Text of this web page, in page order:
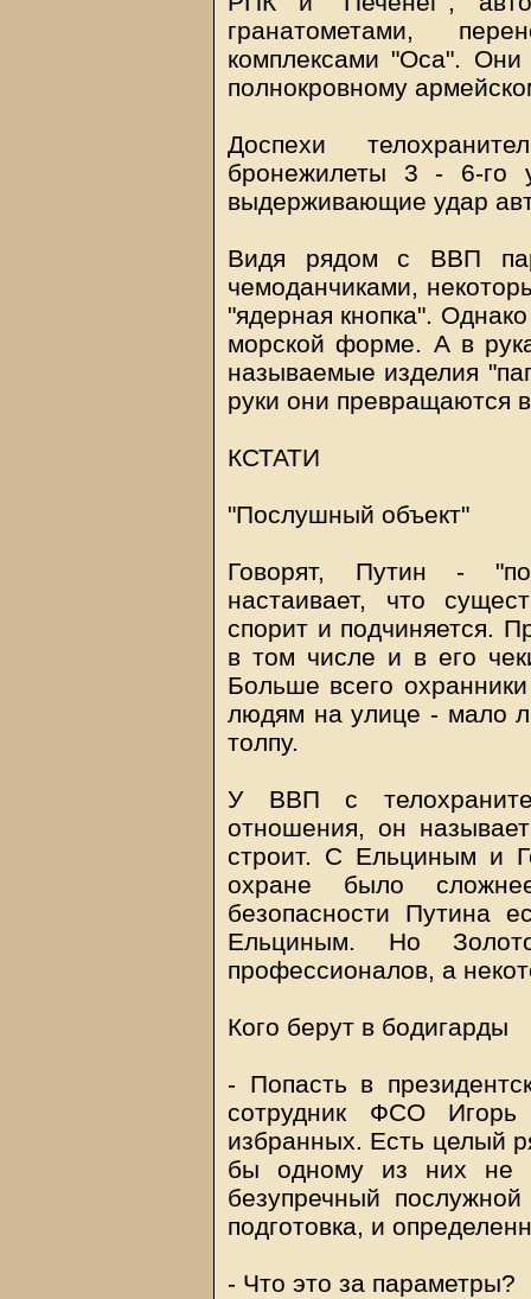
гранатометами,
комплексами "Оса". Они
полнокровному
Доспехи
бронежилеты 3 - 6-го
выдерживающие удар
Видя рядом с ВВП
чемоданчиками,
"ядерная кнопка".
морской форме. А в
называемые изделия
руки они превращаются
КСТАТИ
"Послушный объект"
Говорят, Путин -
настаивает, что
спорит и подчиняется.
в том числе и в его
Больше всего
людям на улице - мало
толпу.
У ВВП с
отношения, он
строит. С Ельциным и
охране было
безопасности Путина
Ельциным. Но
профессионалов, а
Кого берут в бодигарды
- Попасть в
сотрудник ФСО
избранных. Есть целый
бы одному из них не
безупречный
подготовка, и
- Что это за параметры?